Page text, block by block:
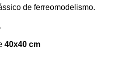
de ferreomodelismo.
.
40x40 cm